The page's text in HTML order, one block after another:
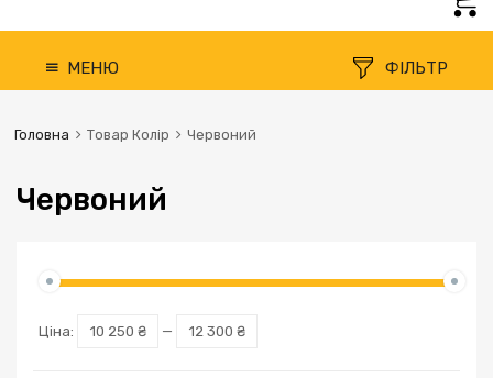
МЕНЮ ФІЛЬТР
Головна Товар Колір Червоний
Червоний
Ціна: 10 250 ₴ — 12 300 ₴